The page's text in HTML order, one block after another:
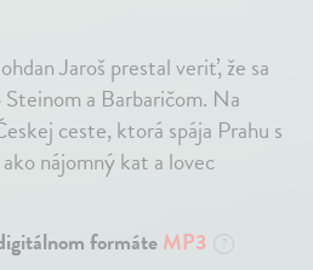
Jaroš prestal veriť, že sa
a Barbaričom. Na
ceste, ktorá spája Prahu s
nájomný kat a lovec
formáteMP3 ?